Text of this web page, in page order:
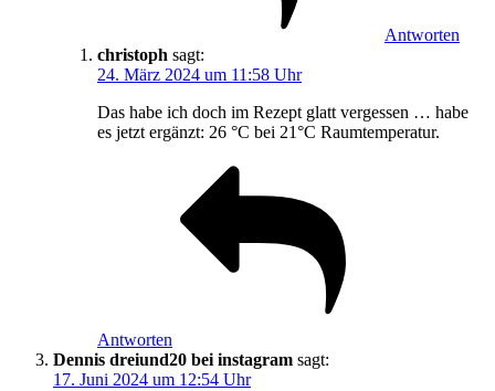
Antworten
christoph sagt:
24. März 2024 um 11:58 Uhr
Das habe ich doch im Rezept glatt vergessen … habe
es jetzt ergänzt: 26 °C bei 21°C Raumtemperatur.
Antworten
Dennis dreiund20 bei instagram sagt:
17. Juni 2024 um 12:54 Uhr